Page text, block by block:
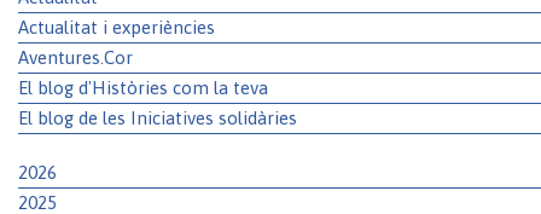
Actualitat i experiències
Aventures.Cor
El blog d'Històries com la teva
El blog de les Iniciatives solidàries
2026
2025